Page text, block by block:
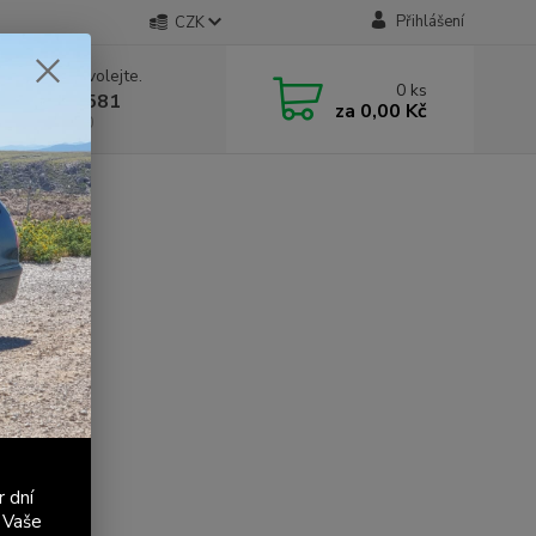
CZK Přihlášení
si rady? Zavolejte.
603 411 581
9:00 - 17:00
0 ks
za 0,00 Kč
dní